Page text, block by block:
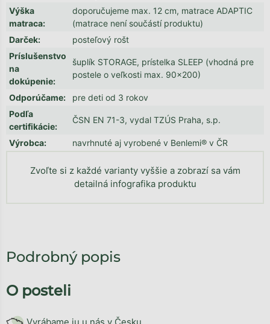
Výška
matraca:
doporučujeme max. 12 cm, matrace ADAPTIC
(matrace není součástí produktu)
Darček:
posteľový rošt
Príslušenstvo
na
dokúpenie:
šuplík STORAGE, prístelka SLEEP (vhodná pre
postele o veľkosti max. 90x200)
Odporúčame:
pre deti od 3 rokov
Podľa
certifikácie:
ČSN EN 71-3, vydal TZÚS Praha, s.p.
Výrobca: navrhnuté aj vyrobené v Benlemi® v ČR
Zvoľte si z každé varianty vyššie a zobrazí sa vám
detailná infografika produktu
Podrobný popis
O posteli